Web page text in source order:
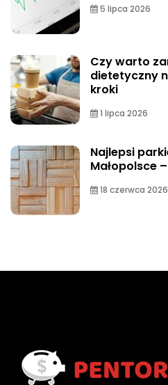
5 lipca 2026
Czy warto
dietetyczny
kroki
1 lipca 2026
Najlepsi
Małopolsce
18 czerwca 2026